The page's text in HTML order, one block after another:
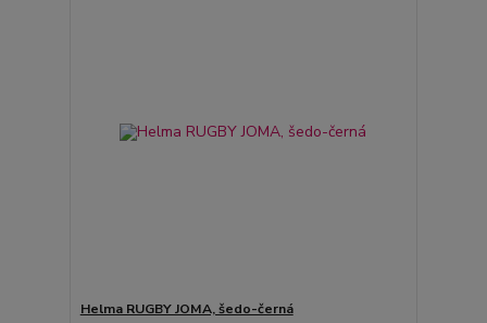
Helma RUGBY JOMA, šedo-černá